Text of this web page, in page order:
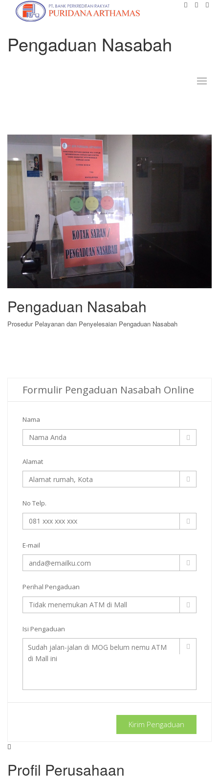
Pengaduan Nasabah
Pengaduan Nasabah
Prosedur Pelayanan dan Penyelesaian Pengaduan Nasabah
Formulir Pengaduan Nasabah Online
Nama
Alamat
No Telp.
E-mail
Perihal Pengaduan
Isi Pengaduan
Kirim Pengaduan
Profil Perusahaan